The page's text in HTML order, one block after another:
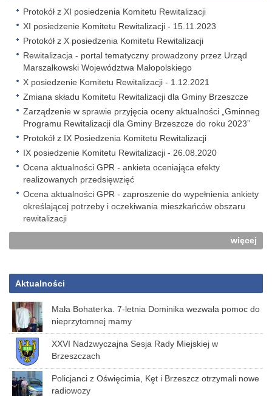
Protokół z XI posiedzenia Komitetu Rewitalizacji
XI posiedzenie Komitetu Rewitalizacji - 15.11.2023
Protokół z X posiedzenia Komitetu Rewitalizacji
Rewitalizacja - portal tematyczny prowadzony przez Urząd
Marszałkowski Województwa Małopolskiego
X posiedzenie Komitetu Rewitalizacji - 1.12.2021
Zmiana składu Komitetu Rewitalizacji dla Gminy Brzeszcze
Zarządzenie w sprawie przyjęcia oceny aktualności „Gminneg
Programu Rewitalizacji dla Gminy Brzeszcze do roku 2023”
Protokół z IX Posiedzenia Komitetu Rewitalizacji
IX posiedzenie Komitetu Rewitalizacji - 26.08.2020
Ocena aktualności GPR - ankieta oceniająca efekty
realizowanych przedsięwzięć
Ocena aktualności GPR - zaproszenie do wypełnienia ankiety
określającej potrzeby i oczekiwania mieszkańców obszaru
rewitalizacji
więcej
Aktualności
Mała Bohaterka. 7-letnia Dominika wezwała pomoc do
nieprzytomnej mamy
XXVI Nadzwyczajna Sesja Rady Miejskiej w
Brzeszczach
Policjanci z Oświęcimia, Kęt i Brzeszcz otrzymali nowe
radiowozy